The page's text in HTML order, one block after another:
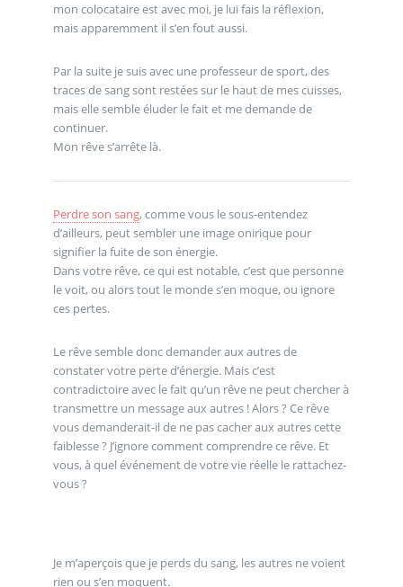
mon colocataire est avec moi, je lui fais la réflexion,
mais apparemment il s’en fout aussi.
Par la suite je suis avec une professeur de sport, des
traces de sang sont restées sur le haut de mes cuisses,
mais elle semble éluder le fait et me demande de
continuer.
Mon rêve s’arrête là.
Perdre son sang, comme vous le sous-entendez
d’ailleurs, peut sembler une image onirique pour
signifier la fuite de son énergie.
Dans votre rêve, ce qui est notable, c’est que personne
le voit, ou alors tout le monde s’en moque, ou ignore
ces pertes.
Le rêve semble donc demander aux autres de
constater votre perte d’énergie. Mais c’est
contradictoire avec le fait qu’un rêve ne peut chercher à
transmettre un message aux autres ! Alors ? Ce rêve
vous demanderait-il de ne pas cacher aux autres cette
faiblesse ? J’ignore comment comprendre ce rêve. Et
vous, à quel événement de votre vie réelle le rattachez-
vous ?
Je m’aperçois que je perds du sang, les autres ne voient
rien ou s’en moquent.